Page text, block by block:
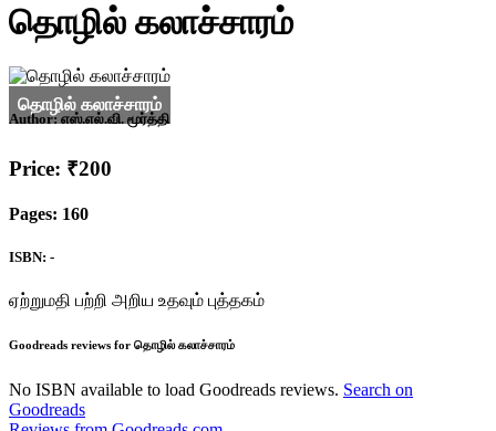
தொழில் கலாச்சாரம்
Author: எஸ்.எல்.வி. மூர்த்தி
Price: ₹200
Pages: 160
ISBN: -
ஏற்றுமதி பற்றி அறிய உதவும் புத்தகம்
Goodreads reviews for தொழில் கலாச்சாரம்
No ISBN available to load Goodreads reviews. Search on
Goodreads